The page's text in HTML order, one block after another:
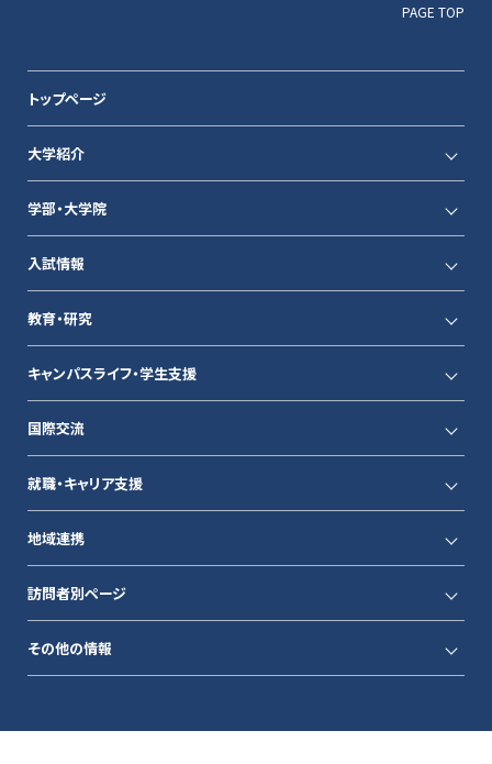
PAGE TOP
トップページ
大学紹介
学部・大学院
入試情報
教育・研究
キャンパスライフ・学生支援
国際交流
就職・キャリア支援
地域連携
訪問者別ページ
その他の情報